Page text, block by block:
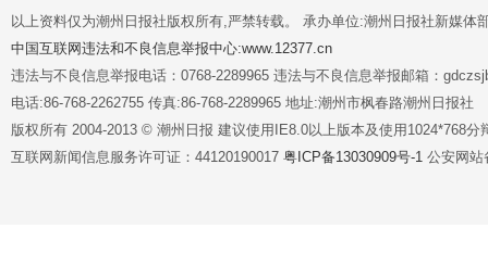
以上资料仅为潮州日报社版权所有,严禁转载。 承办单位:潮州日报社新媒体
中国互联网违法和不良信息举报中心:www.12377.cn
违法与不良信息举报电话：0768-2289965 违法与不良信息举报邮箱：
电话:86-768-2262755 传真:86-768-2289965 地址:潮州市枫春路潮州日报社
版权所有 2004-2013 © 潮州日报 建议使用IE8.0以上版本及使用1024*768分
互联网新闻信息服务许可证：44120190017 粤ICP备13030909号-1 公安网站